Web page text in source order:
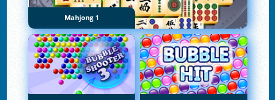
Mahjong 1